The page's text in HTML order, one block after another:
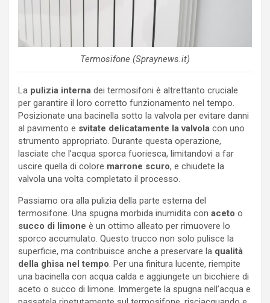
Termosifone (Spraynews.it)
La pulizia interna dei termosifoni è altrettanto cruciale
per garantire il loro corretto funzionamento nel tempo.
Posizionate una bacinella sotto la valvola per evitare danni
al pavimento e svitate delicatamente la valvola con uno
strumento appropriato. Durante questa operazione,
lasciate che l’acqua sporca fuoriesca, limitandovi a far
uscire quella di colore marrone scuro, e chiudete la
valvola una volta completato il processo.
Passiamo ora alla pulizia della parte esterna del
termosifone. Una spugna morbida inumidita con aceto o
succo di limone è un ottimo alleato per rimuovere lo
sporco accumulato. Questo trucco non solo pulisce la
superficie, ma contribuisce anche a preservare la qualità
della ghisa nel tempo. Per una finitura lucente, riempite
una bacinella con acqua calda e aggiungete un bicchiere di
aceto o succo di limone. Immergete la spugna nell’acqua e